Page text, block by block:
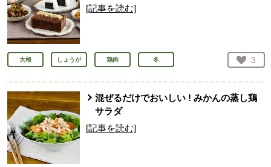
[記事を読む]
大根 しょうが 鶏肉 冬 お気
3
人
混ぜるだけでおいしい ! みかんの蒸し鶏
サラダ
[記事を読む]